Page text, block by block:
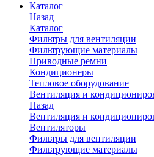
Каталог
Назад
Каталог
Фильтры для вентиляции
Фильтрующие материалы
Приводные ремни
Кондиционеры
Тепловое оборудование
Вентиляция и
Назад
Вентиляция и
Вентиляторы
Фильтры для вентиляции
Фильтрующие материалы